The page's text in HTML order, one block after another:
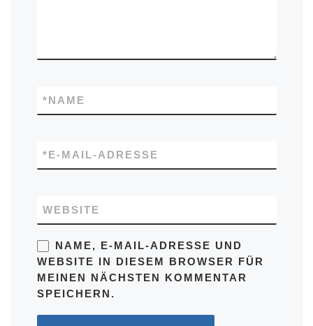
NAME
*
E-MAIL-ADRESSE
*
WEBSITE
NAME, E-MAIL-ADRESSE UND
WEBSITE IN DIESEM BROWSER FÜR
MEINEN NÄCHSTEN KOMMENTAR
SPEICHERN.